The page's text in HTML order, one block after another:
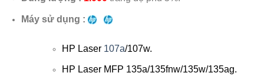
Máy sử dụng :
HP Laser 107a/107w.
HP Laser MFP 135a/135fnw/135w/135ag.